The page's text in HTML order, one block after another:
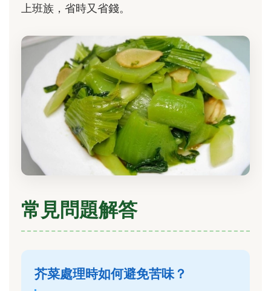
上班族，省時又省錢。
常見問題解答
芥菜處理時如何避免苦味？